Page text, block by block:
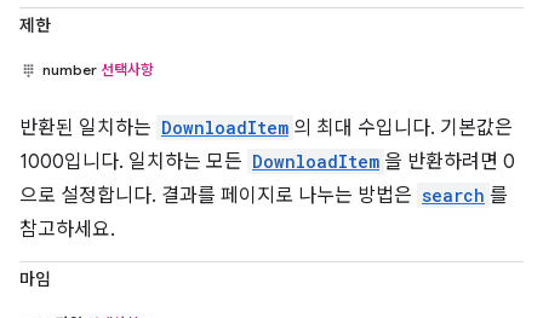
제한
number 선택사항
반환된 일치하는 DownloadItem 의 최대 수입니다. 기본값은
1000입니다. 일치하는 모든 DownloadItem 을 반환하려면 0
으로 설정합니다. 결과를 페이지로 나누는 방법은 search 를
참고하세요.
마임